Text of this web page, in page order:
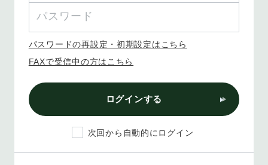
パスワードの再設定・初期設定はこちら
FAXで受信中の方はこちら
ログインする
次回から自動的にログイン